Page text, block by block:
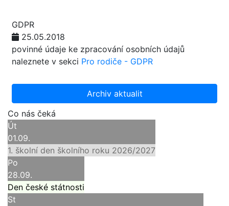
GDPR
25.05.2018
povinné údaje ke zpracování osobních údajů
naleznete v sekci Pro rodiče - GDPR
Archiv aktualit
Co nás čeká
Út
01.09.
1. školní den školního roku 2026/2027
Po
28.09.
Den české státnosti
St